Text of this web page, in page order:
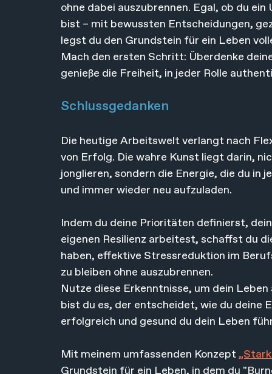
ohne dabei auszubrennen. Egal, ob du
bist – mit bewussten Entscheidungen,
legst du den Grundstein für ein Leben
Mach den ersten Schritt: Überdenke
genieße die Freiheit, in jeder Rolle
Schlussgedanken
Die heutige Arbeitswelt verlangt nach
von Erfolg. Die wahre Kunst liegt darin,
jonglieren, sondern die Energie, die du
und immer wieder neu aufzuladen.
Indem du deine Prioritäten definierst,
eigenen Resilienz arbeitest, schaffst du
haben, effektive Stressreduktion im
zu bleiben ohne auszubrennen.
Nutze diese Erkenntnisse, um dein
bist du es, der entscheidet, wie du deine
erfolgreich und gesund du dein Leben
Mit meinem umfassenden Konzept
Grundstein für ein Leben, in dem du